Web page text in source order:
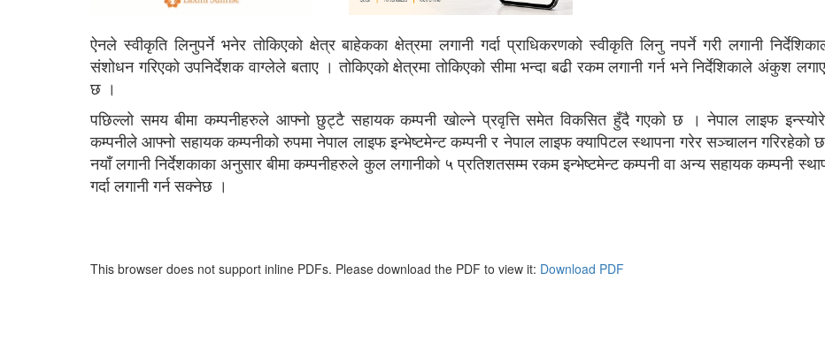
ऐनले स्वीकृति लिनुपर्ने भनेर तोकिएको क्षेत्र बाहेकका क्षेत्रमा लगानी गर्दा प्राधिकरणको स्वीकृति लिनु नपर्ने गरी लगानी
संशोधन गरिएको उपनिर्देशक वाग्लेले बताए । तोकिएको क्षेत्रमा तोकिएको सीमा भन्दा बढी रकम लगानी गर्न भने निर्देशिकाले अंकुश
छ ।
पछिल्लो समय बीमा कम्पनीहरुले आफ्नो छुट्टै सहायक कम्पनी खोल्ने प्रवृत्ति समेत विकसित हुँदै गएको छ । नेपाल लाइफ
कम्पनीले आफ्नो सहायक कम्पनीको रुपमा नेपाल लाइफ इन्भेष्टमेन्ट कम्पनी र नेपाल लाइफ क्यापिटल स्थापना गरेर सञ्चालन गरिरहेको
नयाँ लगानी निर्देशकाका अनुसार बीमा कम्पनीहरुले कुल लगानीको ५ प्रतिशतसम्म रकम इन्भेष्टमेन्ट कम्पनी वा अन्य सहायक कम्पनी
गर्दा लगानी गर्न सक्नेछ ।
This browser does not support inline PDFs. Please download the PDF to view it: Download PDF